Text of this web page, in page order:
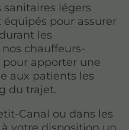
sanitaires légers
pour assurer
les
chauffeurs-
pour apporter une
aux patients les
du trajet.
Canal ou dans les